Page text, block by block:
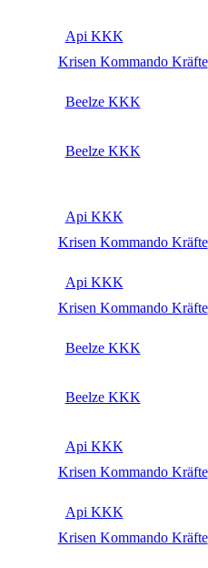
Api KKK
Krisen Kommando Kräfte
Beelze KKK
Beelze KKK
Api KKK
Krisen Kommando Kräfte
Api KKK
Krisen Kommando Kräfte
Beelze KKK
Beelze KKK
Api KKK
Krisen Kommando Kräfte
Api KKK
Krisen Kommando Kräfte